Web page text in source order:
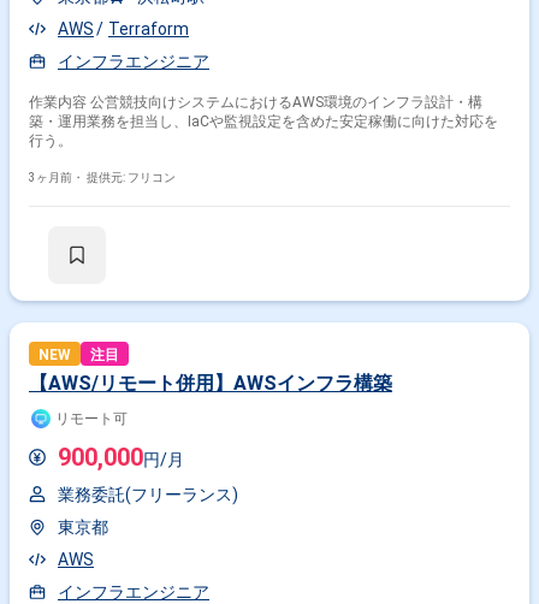
AWS
Terraform
インフラエンジニア
作業内容 公営競技向けシステムにおけるAWS環境のインフラ設計・構
築・運用業務を担当し、IaCや監視設定を含めた安定稼働に向けた対応を
行う。
3ヶ月前・ 提供元: フリコン
NEW 注目
【AWS/リモート併用】AWSインフラ構築
リモート可
900,000円/月
業務委託(フリーランス)
東京都
AWS
インフラエンジニア